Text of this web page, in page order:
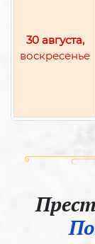
30 августа,
воскресенье